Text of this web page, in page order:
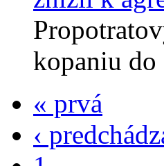
kopaniu do
« prvá
‹